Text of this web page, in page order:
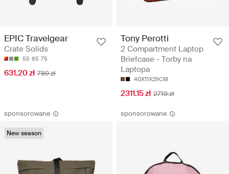
EPIC Travelgear
Crate Solids
55 65 75
631.20 zł 789 zł
Tony Perotti
2 Compartment Laptop
Briefcase - Torby na
Laptopa
40X11X29CM
2311.15 zł 2719 zł
sponsorowane
New season
sponsorowane